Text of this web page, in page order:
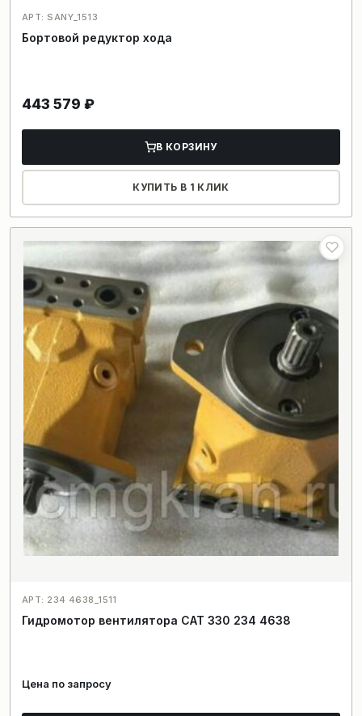
АРТ: SANY_1513
Бортовой редуктор хода
443 579 ₽
В КОРЗИНУ
КУПИТЬ В 1 КЛИК
АРТ: 234 4638_1511
Гидромотор вентилятора CAT 330 234 4638
Цена по запросу